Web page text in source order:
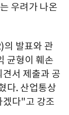
우려가 나온
의 발표와 관
균형이 훼손
서 제출과 공
다. 산업통상
겠다"고 강조